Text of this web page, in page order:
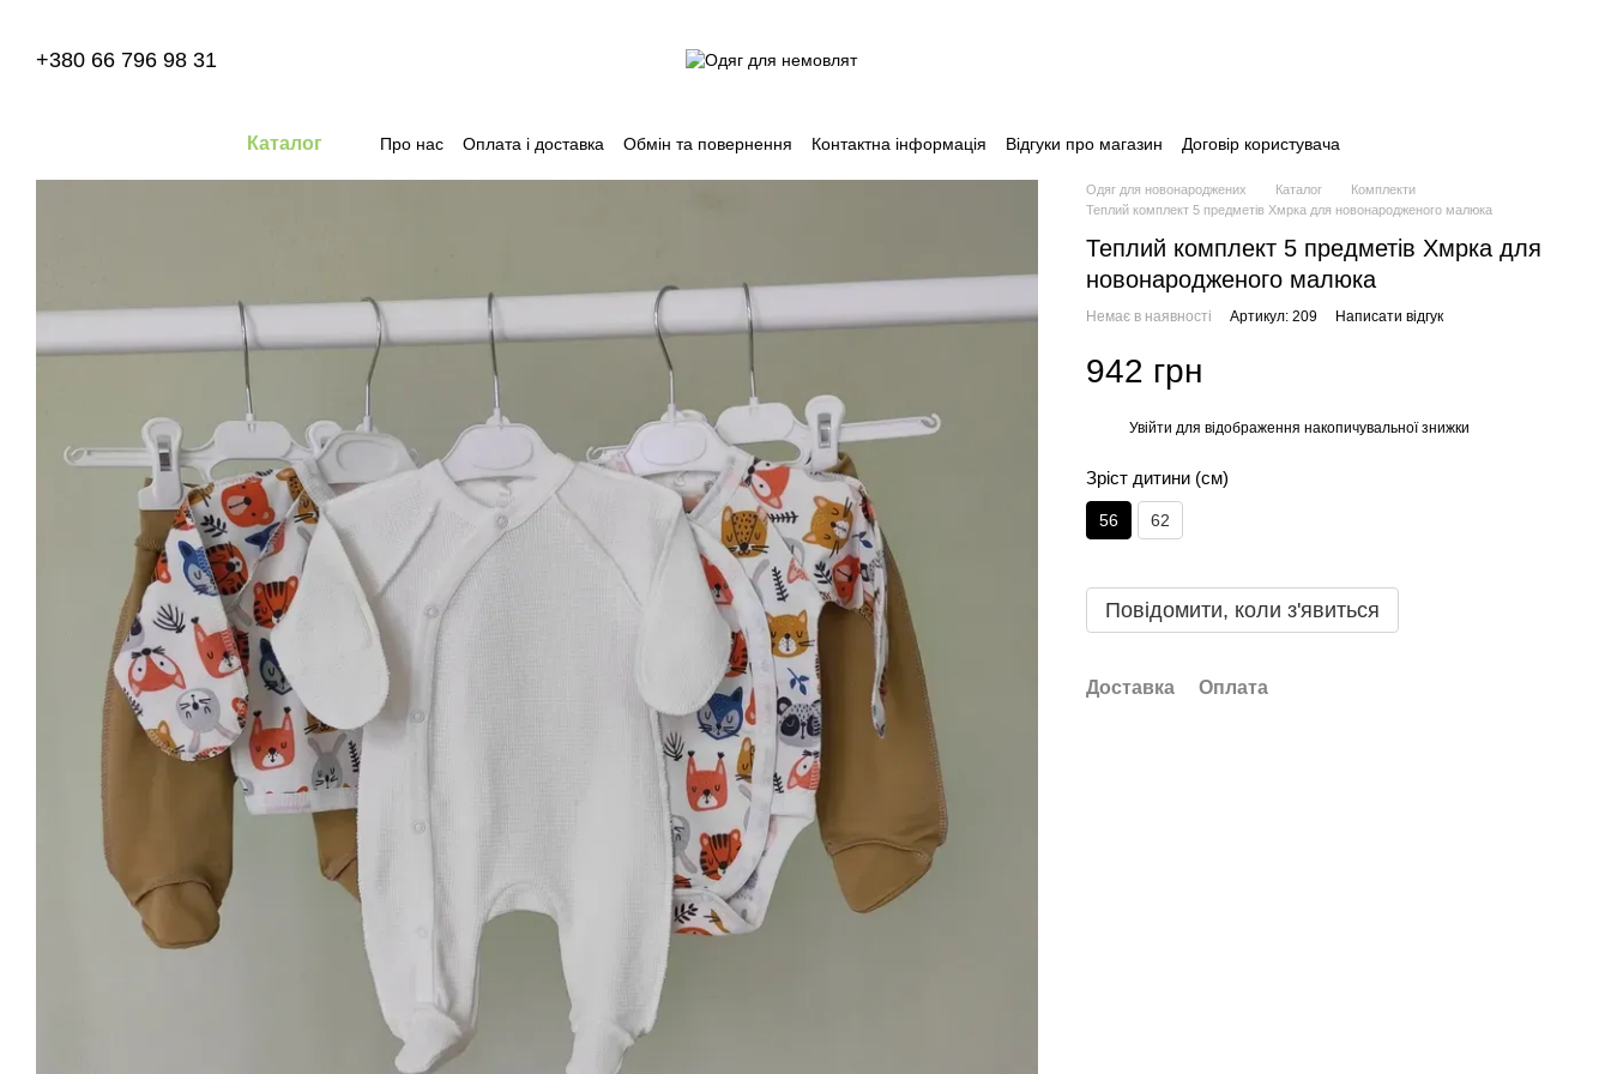
+380 66 796 98 31
Каталог Про нас Оплата і доставка Обмін та повернення Контактна інформація Відгуки про магазин Договір користувача
Одяг для новонароджених Каталог
Комплекти
Теплий комплект 5 предметів Хмрка для новонародженого малюка
Теплий комплект 5 предметів Хмрка для
новонародженого малюка
Немає в наявності Артикул: 209 Написати відгук
942 грн
Увійти для відображення накопичувальної знижки
Зріст дитини (см)
56 62
Повідомити, коли з'явиться
Доставка Оплата